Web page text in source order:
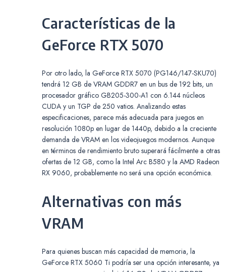
Características de la
GeForce RTX 5070
Por otro lado, la GeForce RTX 5070 (PG146/147-SKU70)
tendrá 12 GB de VRAM GDDR7 en un bus de 192 bits, un
procesador gráfico GB205-300-A1 con 6.144 núcleos
CUDA y un TGP de 250 vatios. Analizando estas
especificaciones, parece más adecuada para juegos en
resolución 1080p en lugar de 1440p, debido a la creciente
demanda de VRAM en los videojuegos modernos. Aunque
en términos de rendimiento bruto superará fácilmente a otras
ofertas de 12 GB, como la Intel Arc B580 y la AMD Radeon
RX 9060, probablemente no será una opción económica.
Alternativas con más
VRAM
Para quienes buscan más capacidad de memoria, la
GeForce RTX 5060 Ti podría ser una opción interesante, ya